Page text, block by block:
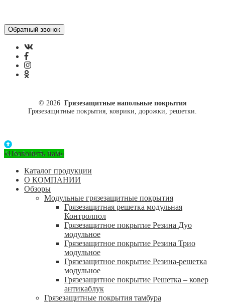
© 2026 Грязезащитные напольные покрытия
Грязезащитные покрытия, коврики, дорожки, решетки.
«Позвонить нам»
Каталог продукции
О КОМПАНИИ
Обзоры
Модульные грязезащитные покрытия
Грязезащитная решетка модульная
Контролпол
Грязезащитное покрытие Резина Дуо
модульное
Грязезащитное покрытие Резина Трио
модульное
Грязезащитное покрытие Резина-решетка
модульное
Грязезащитное покрытие Решетка – ковер
антикаблук
Грязезащитные покрытия тамбура